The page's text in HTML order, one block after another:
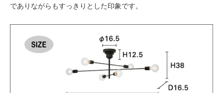
でありながらもすっきりとした印象です。